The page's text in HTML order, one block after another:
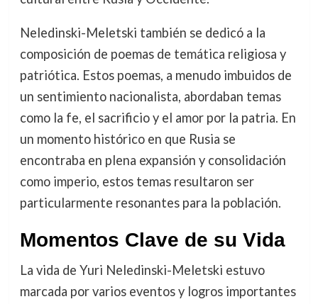
Neledinski-Meletski también se dedicó a la
composición de poemas de temática religiosa y
patriótica. Estos poemas, a menudo imbuidos de
un sentimiento nacionalista, abordaban temas
como la fe, el sacrificio y el amor por la patria. En
un momento histórico en que Rusia se
encontraba en plena expansión y consolidación
como imperio, estos temas resultaron ser
particularmente resonantes para la población.
Momentos Clave de su Vida
La vida de Yuri Neledinski-Meletski estuvo
marcada por varios eventos y logros importantes